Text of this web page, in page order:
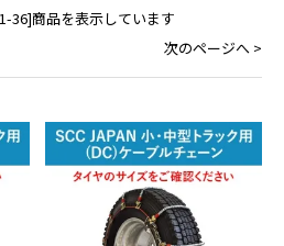
36]商品を表示しています
次のページへ >